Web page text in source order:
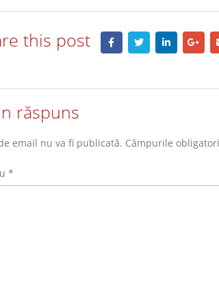
this post
răspuns
email nu va fi publicată. Câmpurile
*